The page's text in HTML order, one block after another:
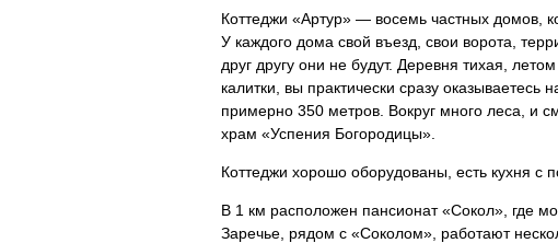
Коттеджи «Артур» — восемь частных домов,
У каждого дома свой въезд, свои ворота,
друг другу они не будут. Деревня тихая,
калитки, вы практически сразу
примерно 350 метров. Вокруг много леса, и
храм «Успения Богородицы».
Коттеджи хорошо оборудованы, есть кухня с
В 1 км расположен пансионат «Сокол», где
Заречье, рядом с «Соколом», работают